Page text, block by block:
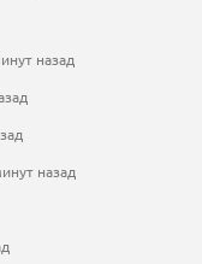
назад
назад